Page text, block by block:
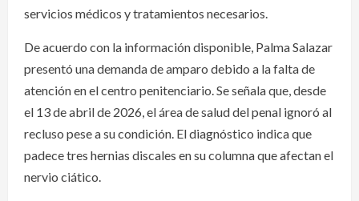
servicios médicos y tratamientos necesarios.
De acuerdo con la información disponible, Palma Salazar
presentó una demanda de amparo debido a la falta de
atención en el centro penitenciario. Se señala que, desde
el 13 de abril de 2026, el área de salud del penal ignoró al
recluso pese a su condición. El diagnóstico indica que
padece tres hernias discales en su columna que afectan el
nervio ciático.